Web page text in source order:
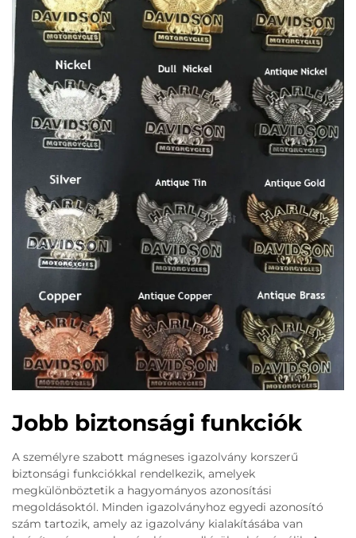
Jobb biztonsági funkciók
A személyre szabott mágneses igazolvány korszerű
biztonsági funkciókkal rendelkezik, amelyek
megkülönböztetik a hagyományos azonosítási
megoldásoktól. Minden igazolványhoz egyedi azonosító
szám tartozik, amely az igazolvány kialakításába van